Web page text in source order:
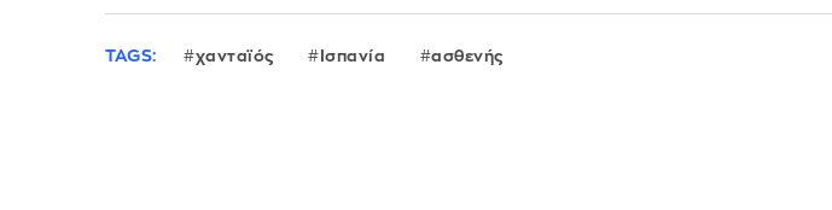
TAGS: χανταϊός Ισπανία ασθενής